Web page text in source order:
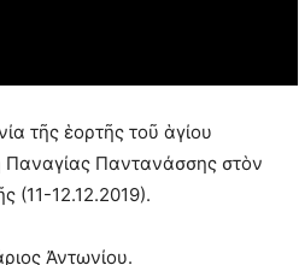
τῆς ἑορτῆς τοῦ ἁγίου
Παναγίας Παντανάσσης στὸν
(11-12.12.2019).
Ἀντωνίου.